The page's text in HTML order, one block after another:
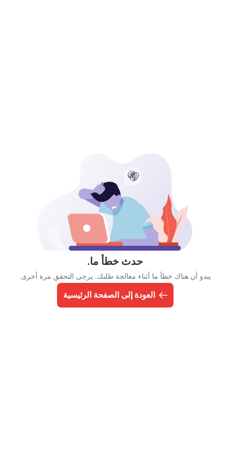
حدث خطأ ما.
يبدو أن هناك خطأ ما أثناء معالجة طلبك. يرجى التحقق مرة أخرى.
العودة إلى الصفحة الرئيسية